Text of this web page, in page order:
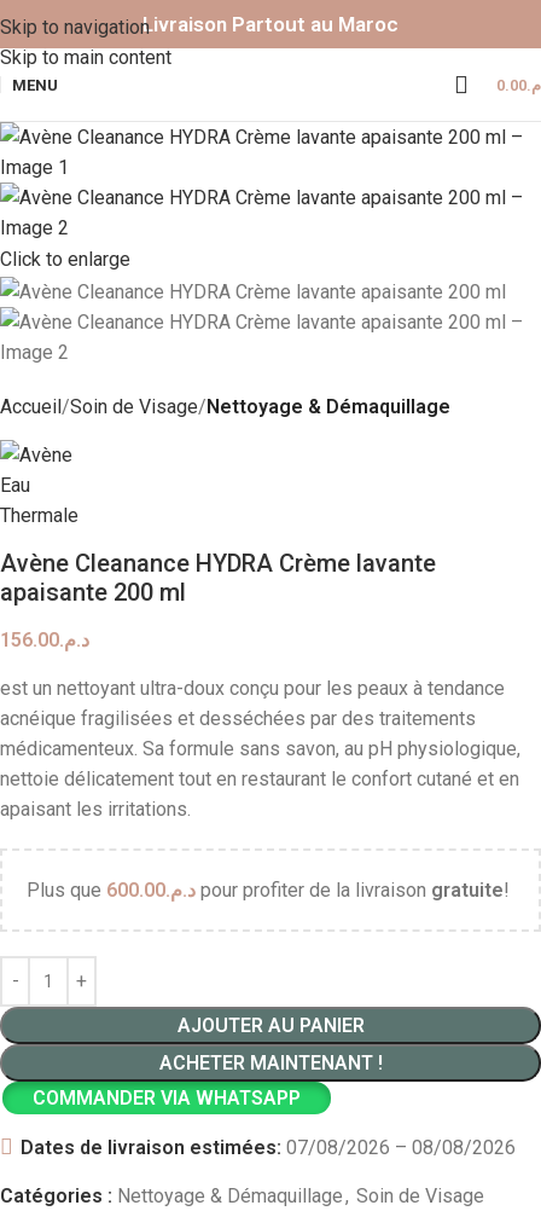
Skip to navigation
Skip to main content
Livraison Partout au Maroc
MENU 0.00
Click to enlarge
Accueil Soin de Visage Nettoyage & Démaquillage
Avène Cleanance HYDRA Crème lavante
apaisante 200 ml
د.م.156.00
est un nettoyant ultra-doux conçu pour les peaux à tendance
acnéique fragilisées et desséchées par des traitements
médicamenteux. Sa formule sans savon, au pH physiologique,
nettoie délicatement tout en restaurant le confort cutané et en
apaisant les irritations.
Plus que د.م.600.00 pour profiter de la livraison gratuite!
AJOUTER AU PANIER
ACHETER MAINTENANT !
COMMANDER VIA WHATSAPP
Dates de livraison estimées: 07/08/2026 – 08/08/2026
Catégories : Nettoyage & Démaquillage, Soin de Visage